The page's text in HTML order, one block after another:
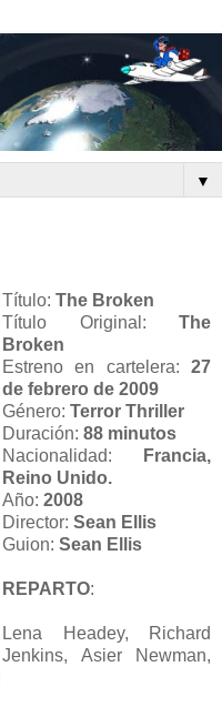
▼
Título: The Broken
Título Original: The
Broken
Estreno en cartelera: 27
de febrero de 2009
Género: Terror Thriller
Duración: 88 minutos
Nacionalidad:
Francia,
Reino Unido.
Año: 2008
Director: Sean Ellis
Guion: Sean Ellis
REPARTO:
Lena Headey, Richard
Jenkins, Asier Newman,